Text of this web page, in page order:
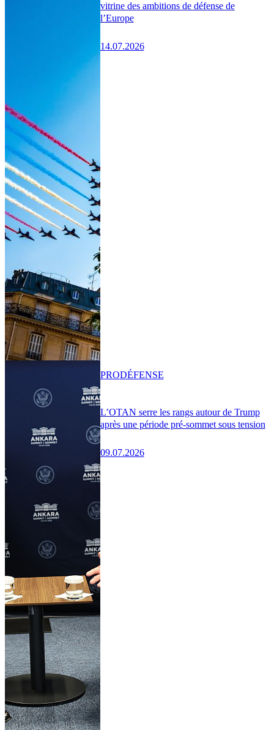
vitrine des ambitions de défense de
l’Europe
14.07.2026
L’OTAN serre les rangs autour de Trump
après une période pré-sommet sous tension
09.07.2026
PRODÉFENSE